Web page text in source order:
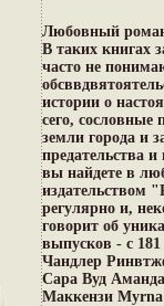
Любовный
В таких книгах
часто не
истории о
сего, сословные
земли города и
предательства
вы найдете в
издательством
регулярно и,
говорит об
выпусков - с
Чандлер
Сара Вуд
Маккензи Myrna